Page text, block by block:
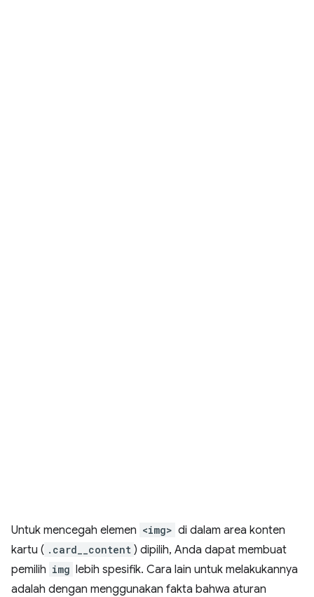
Untuk mencegah elemen <img> di dalam area konten
kartu ( .card__content ) dipilih, Anda dapat membuat
pemilih img lebih spesifik. Cara lain untuk melakukannya
adalah dengan menggunakan fakta bahwa aturan